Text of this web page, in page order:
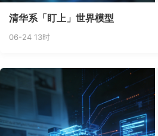
清华系「盯上」世界模型
06-24 13时